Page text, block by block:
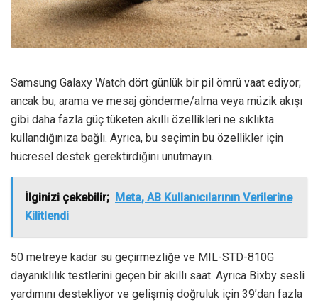
Samsung Galaxy Watch dört günlük bir pil ömrü vaat ediyor;
ancak bu, arama ve mesaj gönderme/alma veya müzik akışı
gibi daha fazla güç tüketen akıllı özellikleri ne sıklıkta
kullandığınıza bağlı. Ayrıca, bu seçimin bu özellikler için
hücresel destek gerektirdiğini unutmayın.
İlginizi çekebilir; Meta, AB Kullanıcılarının Verilerine
Kilitlendi
50 metreye kadar su geçirmezliğe ve MIL-STD-810G
dayanıklılık testlerini geçen bir akıllı saat. Ayrıca Bixby sesli
yardımını destekliyor ve gelişmiş doğruluk için 39’dan fazla